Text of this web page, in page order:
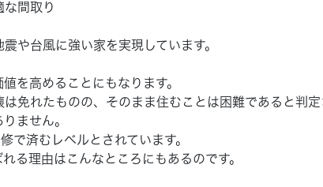
な間取り
や台風に強い家を実現しています。
を高めることにもなります。
免れたものの、そのまま住むことは困難であると判定
ません。
で済むレベルとされています。
る理由はこんなところにもあるのです。